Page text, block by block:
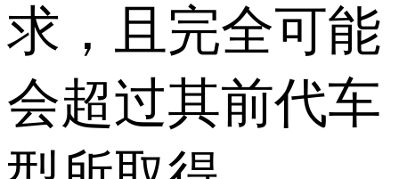
求，且完全可能
会超过其前代车